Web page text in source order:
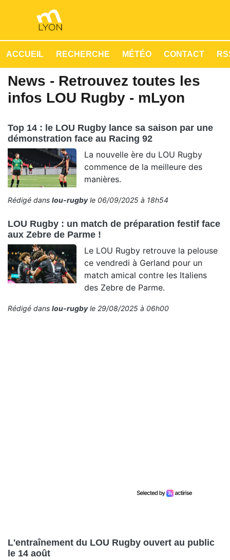
ACCUEIL RECHERCHE MÉTÉO CONTACT
News - Retrouvez toutes les
infos LOU Rugby - mLyon
Top 14 : le LOU Rugby lance sa saison par une
démonstration face au Racing 92
La nouvelle ère du LOU Rugby
commence de la meilleure des
manières.
Rédigé dans lou-rugbyle 06/09/2025 à 18h54
LOU Rugby : un match de préparation festif face
aux Zebre de Parme !
Le LOU Rugby retrouve la pelouse
ce vendredi à Gerland pour un
match amical contre les Italiens
des Zebre de Parme.
Rédigé dans lou-rugbyle 29/08/2025 à 06h00
L'entraînement du LOU Rugby ouvert au public
le 14 août